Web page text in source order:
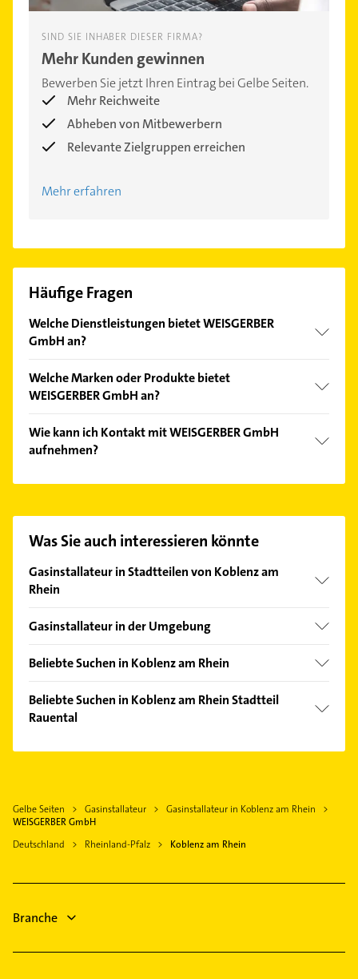
SIND SIE INHABER DIESER FIRMA?
Mehr Kunden gewinnen
Bewerben Sie jetzt Ihren Eintrag bei Gelbe Seiten.
Mehr Reichweite
Abheben von Mitbewerbern
Relevante Zielgruppen erreichen
Mehr erfahren
Häufige Fragen
Welche Dienstleistungen bietet WEISGERBER
GmbH an?
Badsanierung, Farbgestaltung, Rohrreinigung und
Sanitärinstallationen.
Welche Marken oder Produkte bietet
WEISGERBER GmbH an?
Elektro, Heizung, Klima und Lüftung.
Wie kann ich Kontakt mit WEISGERBER GmbH
aufnehmen?
finden Sie alleKontaktdaten.
Was Sie auch interessieren könnte
Gasinstallateur in Stadtteilen von Koblenz am
Rhein
Arenberg
Güls
Süd
Gasinstallateur in der Umgebung
Lahnstein
Braubach
Neuwied
Polch
Beliebte Suchen in Koblenz am Rhein
Kanalreinigung
Elektroinstallation
Zahnarzt
Phoniatrie
Logopädie
Beliebte Suchen in Koblenz am Rhein Stadtteil
Rauental
Steuerberater
Krankengymnastik
Rechtsanwalt
Putzfrau
Gelbe Seiten Gasinstallateur
Gasinstallateur in Koblenz am Rhein
WEISGERBER GmbH
Deutschland
Rheinland-Pfalz Koblenz am Rhein
Branche